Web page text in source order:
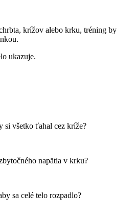
krížov alebo krku, tréning by
ukazuje.
si všetko ťahal cez kríže?
napätia v krku?
sa celé telo rozpadlo?